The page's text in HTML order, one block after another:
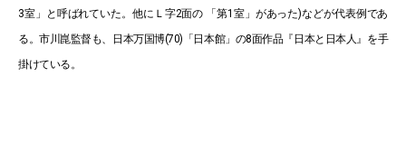
3室」と呼ばれていた。他にＬ字2面の 「第1室」があった)などが代表例であ
る。市川崑監督も、日本万国博(70)「日本館」の8面作品『日本と日本人』を手
掛けている。